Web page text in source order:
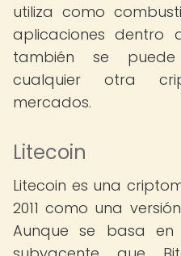
utiliza como
aplicaciones dentro
también se
cualquier otra
mercados.
Litecoin
Litecoin es una
2011 como una
Aunque se basa